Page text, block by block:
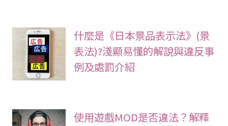
什麼是《日本景品表示法》(景
表法)?淺顯易懂的解說與違反事
例及處罰介紹
使用遊戲MOD是否違法？解釋